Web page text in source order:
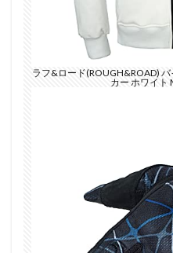
ラフ&ロード(ROUGH&ROAD)
カー ホワイト